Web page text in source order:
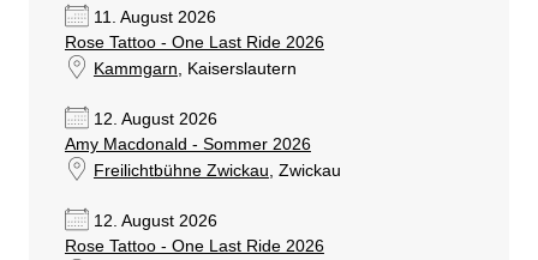
11. August 2026
Rose Tattoo - One Last Ride 2026
Kammgarn, Kaiserslautern
12. August 2026
Amy Macdonald - Sommer 2026
Freilichtbühne Zwickau, Zwickau
12. August 2026
Rose Tattoo - One Last Ride 2026